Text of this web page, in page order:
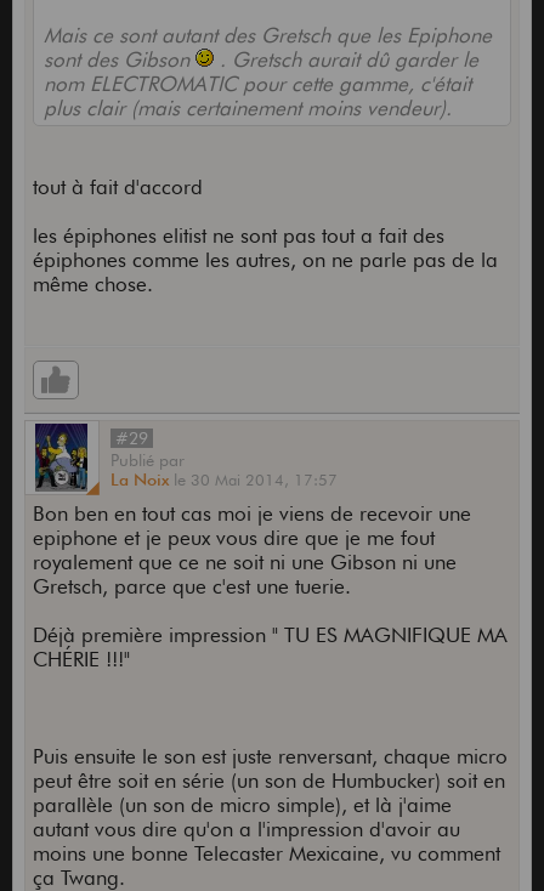
Mais ce sont autant des Gretsch que les Epiphone
sont des Gibson
. Gretsch aurait dû garder le
nom ELECTROMATIC pour cette gamme, c'était
plus clair (mais certainement moins vendeur).
tout à fait d'accord
les épiphones elitist ne sont pas tout a fait des
épiphones comme les autres, on ne parle pas de la
même chose.
#29
Publié par
La Noix le 30 Mai 2014, 17:57
Bon ben en tout cas moi je viens de recevoir une
epiphone et je peux vous dire que je me fout
royalement que ce ne soit ni une Gibson ni une
Gretsch, parce que c'est une tuerie.
Déjà première impression " TU ES MAGNIFIQUE MA
CHÉRIE !!!"
Puis ensuite le son est juste renversant, chaque micro
peut être soit en série (un son de Humbucker) soit en
parallèle (un son de micro simple), et là j'aime
autant vous dire qu'on a l'impression d'avoir au
moins une bonne Telecaster Mexicaine, vu comment
ça Twang.